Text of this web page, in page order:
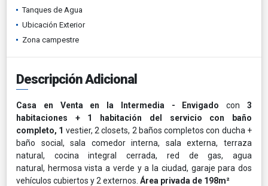
Tanques de Agua
Ubicación Exterior
Zona campestre
Descripción Adicional
Casa en Venta en la Intermedia - Envigadocon3
habitaciones + 1 habitación del servicio con baño
completo, 1 vestier, 2 closets, 2 baños completos con ducha +
baño social, sala comedor interna, sala externa, terraza
natural, cocina integral cerrada, red de gas, agua
natural, hermosa vista a verde y a la ciudad, garaje para dos
vehículos cubiertos y 2 externos. Área privada de 198m²